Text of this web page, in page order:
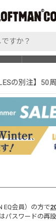
の別注】50
EQ会員）の方で
パスワードの再設